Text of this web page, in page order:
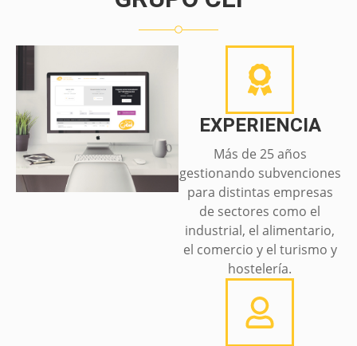
EXPERIENCIA
Más de 25 años
gestionando subvenciones
para distintas empresas
de sectores como el
industrial, el alimentario,
el comercio y el turismo y
hostelería.